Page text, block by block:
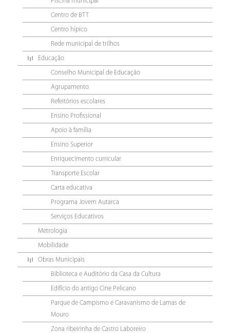
Centro de BTT
Centro hípico
Rede municipal de trilhos
Educação
Conselho Municipal de Educação
Agrupamento
Refeitórios escolares
Ensino Profissional
Apoio à família
Ensino Superior
Enriquecimento curricular
Transporte Escolar
Carta educativa
Programa Jovem Autarca
Serviços Educativos
Metrologia
Mobilidade
Obras Municipais
Biblioteca e Auditório da Casa da Cultura
Edifício do antigo Cine Pelicano
Parque de Campismo e Caravanismo de Lamas de
Mouro
Zona ribeirinha de Castro Laboreiro